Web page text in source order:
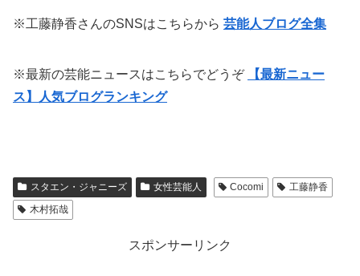
※工藤静香さんのSNSはこちらから 芸能人ブログ全集
※最新の芸能ニュースはこちらでどうぞ
【最新ニュー
ス】人気ブログランキング
スタエン・ジャニーズ 女性芸能人 Cocomi
工藤静香
木村拓哉
スポンサーリンク